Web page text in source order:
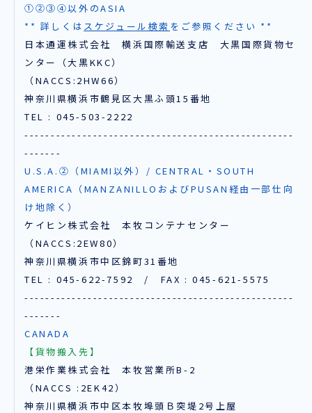
①②③④以外のASIA
** 詳しくは スケジュール検索 をご参照ください **
日本通運株式会社 横浜国際輸送支店 大黒国際貨物セ
ンター（大黒KKC）
（NACCS:2HW66）
神奈川県横浜市鶴見区大黒ふ頭15番地
TEL : 045-503-2222
---------------------------------------------------
-------
U.S.A.②（MIAMI以外）/ CENTRAL・SOUTH
AMERICA（MANZANILLOおよびPUSAN経由一部仕向
け地除く）
ケイヒン株式会社 本牧コンテナセンター
（NACCS:2EW80）
神奈川県横浜市中区錦町31番地
TEL : 045-622-7592 / FAX : 045-621-5575
---------------------------------------------------
-------
CANADA
【貨物搬入先】
港栄作業株式会社 本牧営業所B-2
（NACCS :2EK42）
神奈川県横浜市中区本牧埠頭Ｂ突堤2号上屋